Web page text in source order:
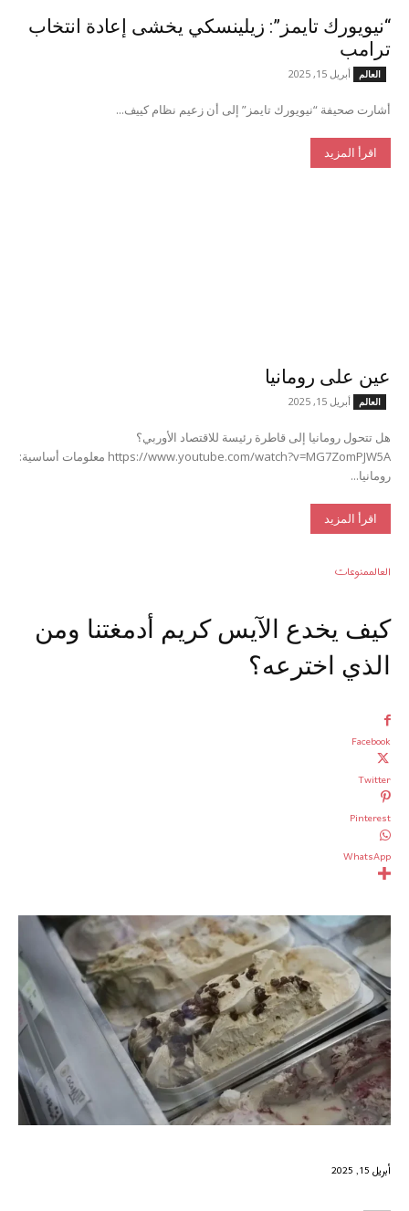
“نيويورك تايمز”: زيلينسكي يخشى إعادة انتخاب
ترامب
العالم أبريل 15, 2025
أشارت صحيفة “نيويورك تايمز” إلى أن زعيم نظام كييف...
اقرأ المزيد
عين على رومانيا
العالم أبريل 15, 2025
هل تتحول رومانيا إلى قاطرة رئيسة للاقتصاد الأوربي؟
https://www.youtube.com/watch?v=MG7ZomPJW5A معلومات أساسية:
رومانيا...
اقرأ المزيد
العالممنوعات
كيف يخدع الآيس كريم أدمغتنا ومن
الذي اخترعه؟
Facebook
Twitter
Pinterest
WhatsApp
أبريل 15, 2025